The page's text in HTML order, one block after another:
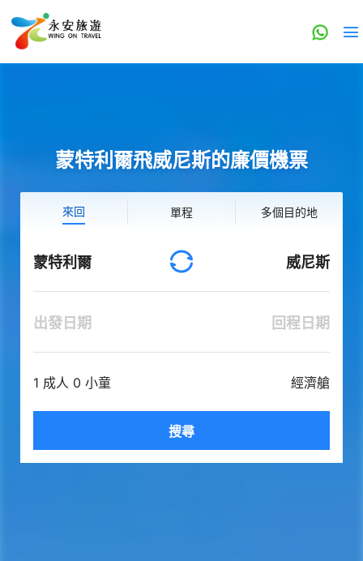
蒙特利爾飛威尼斯的廉價機票
來回 單程 多個目的地
蒙特利爾 威尼斯
出發日期 回程日期
1 成人 0 小童 經濟艙
搜尋